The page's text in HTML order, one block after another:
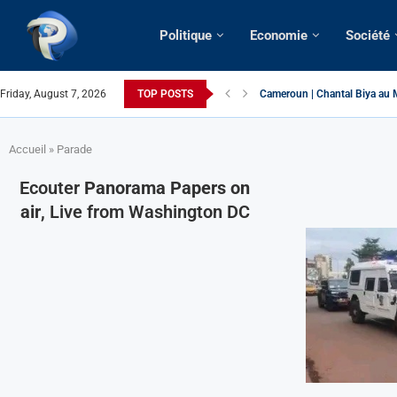
Politique Economie Société
Friday, August 7, 2026 TOP POSTS Cameroun | Chantal Biya au
Accueil » Parade
Ecouter Panorama Papers on
air, Live from Washington DC